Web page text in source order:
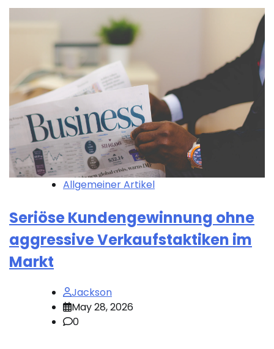
Allgemeiner Artikel
Seriöse Kundengewinnung ohne
aggressive Verkaufstaktiken im
Markt
Jackson
May 28, 2026
0